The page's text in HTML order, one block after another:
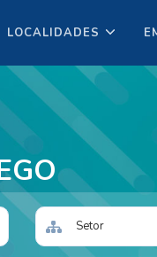
LOCALIDADES
Setor